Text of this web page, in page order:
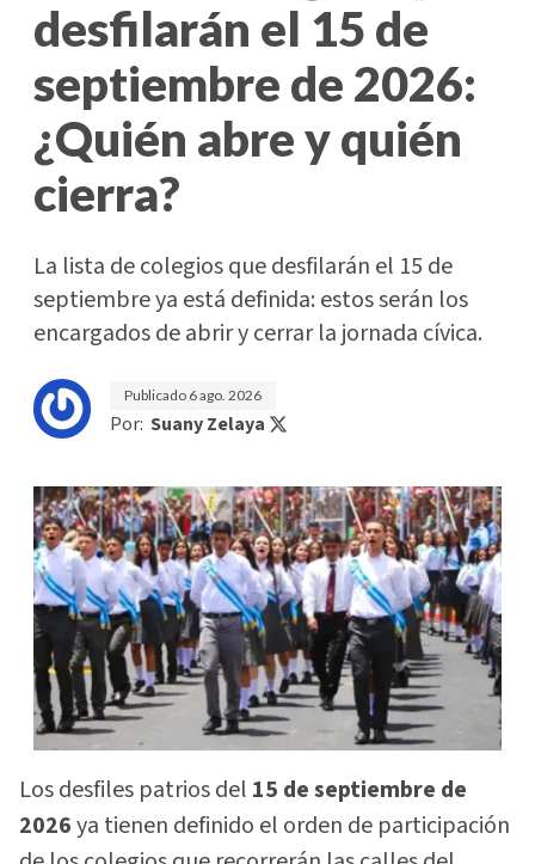
desfilarán el 15 de
septiembre de 2026:
¿Quién abre y quién
cierra?
La lista de colegios que desfilarán el 15 de
septiembre ya está definida: estos serán los
encargados de abrir y cerrar la jornada cívica.
Publicado 6 ago. 2026
Por: Suany Zelaya
Los desfiles patrios del 15 de septiembre de
2026ya tienen definido el orden de participación